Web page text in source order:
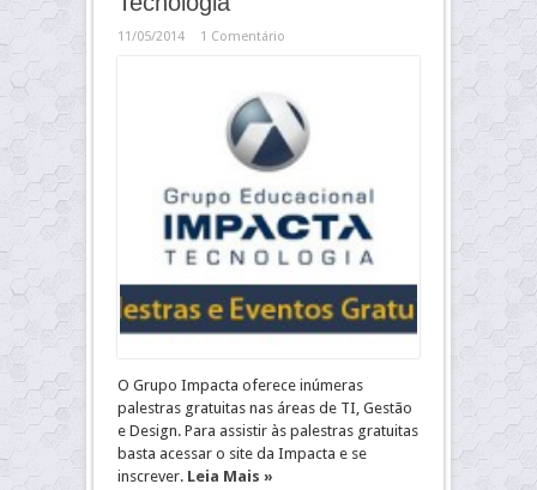
11/05/2014 1 Comentário
O Grupo Impacta oferece inúmeras
palestras gratuitas nas áreas de TI, Gestão
e Design. Para assistir às palestras gratuitas
basta acessar o site da Impacta e se
inscrever. Leia Mais »